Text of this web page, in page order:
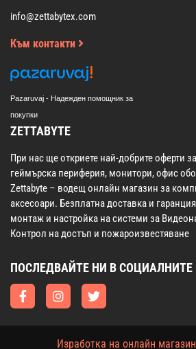
info@zettabytex.com
Към контакти
Pazaruvaj - Надежден помощник за
покупки
ZETTABYTE
При нас ще откриете най-добрите оферти
геймърска периферия, монитори, офис
Zettabyte – водещ онлайн магазин за
аксесоари. Безплатна доставка и
монтаж и настройка на системи за
Контрол на достъп и пожароизвестяване
ПОСЛЕДВАЙТЕ НИ В
Изработка на онлайн магазин